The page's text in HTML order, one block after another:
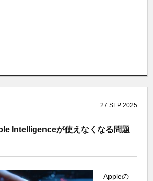
27 SEP 2025
Intelligenceが使えなくなる問題
Appleの